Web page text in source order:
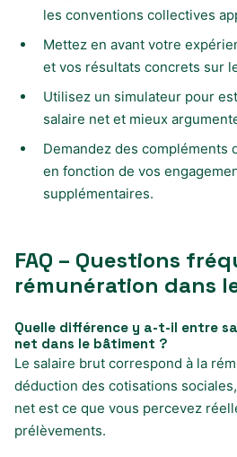
les conventions collectives
Mettez en avant votre
et vos résultats concrets sur
Utilisez un simulateur pour
salaire net et mieux
Demandez des compléments
en fonction de vos
supplémentaires.
FAQ – Questions
rémunération dans
Quelle différence y a-t-il entre
net dans le bâtiment ?
Le salaire brut correspond à la
déduction des cotisations
net est ce que vous percevez
prélèvements.